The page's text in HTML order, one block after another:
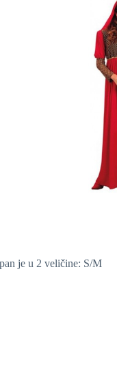
je u 2 veličine: S/M